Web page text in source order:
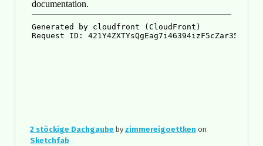
2 stöckige Dachgaube by zimmereigoettken on
Sketchfab